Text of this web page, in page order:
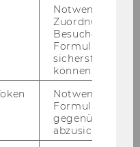
durch Um­welt­
Notwendig, um
Zuordnung von
Besucher zu
sicherstellen zu
können.
Notwendig, um
gegenüber
abzusichern.